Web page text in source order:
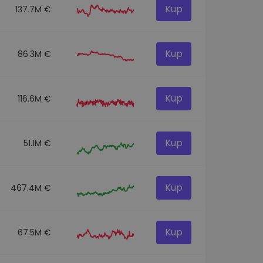
137.7M € Kup
86.3M € Kup
116.6M € Kup
51.1M € Kup
467.4M € Kup
67.5M € Kup